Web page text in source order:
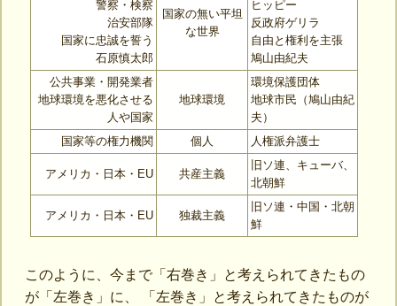
警察・検察
治安部隊
国家に忠誠を誓う
石原慎太郎
国家の無い平坦
な世界
ヒッピー
反政府ゲリラ
自由と権利を主張
鳩山由紀夫
公共事業・開発業者
地球環境を悪化させる
人や国家
地球環境
環境保護団体
地球市民（鳩山由紀
夫）
国家等の権力機関
個人 人権派弁護士
アメリカ・日本・EU 共産主義
旧ソ連、キューバ、
北朝鮮
アメリカ・日本・EU 独裁主義
旧ソ連・中国・北朝
鮮
このように、今まで「右巻き」と考えられてきたもの
が「左巻き」に、 「左巻き」と考えられてきたものが